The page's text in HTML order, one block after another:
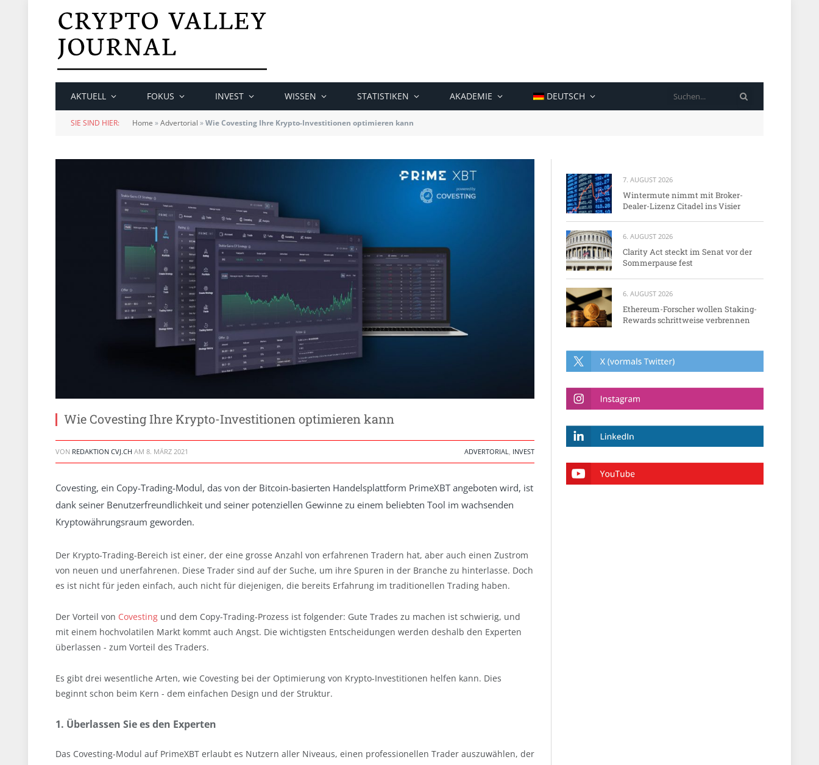
AKTUELL FOKUS INVEST WISSEN STATISTIKEN AKADEMIE DEUTSCH
SIE SIND HIER: Home »Advertorial »Wie Covesting Ihre Krypto-Investitionen optimieren kann
Wie Covesting Ihre Krypto-Investitionen optimieren kann
VON REDAKTION CVJ.CH AM 8. MÄRZ 2021 ADVERTORIAL, INVEST
Covesting, ein Copy-Trading-Modul, das von der Bitcoin-basierten Handelsplattform PrimeXBT angeboten wird, ist
dank seiner Benutzerfreundlichkeit und seiner potenziellen Gewinne zu einem beliebten Tool im wachsenden
Kryptowährungsraum geworden.
Der Krypto-Trading-Bereich ist einer, der eine grosse Anzahl von erfahrenen Tradern hat, aber auch einen Zustrom
von neuen und unerfahrenen. Diese Trader sind auf der Suche, um ihre Spuren in der Branche zu hinterlasse. Doch
es ist nicht für jeden einfach, auch nicht für diejenigen, die bereits Erfahrung im traditionellen Trading haben.
Der Vorteil von Covesting und dem Copy-Trading-Prozess ist folgender: Gute Trades zu machen ist schwierig, und
mit einem hochvolatilen Markt kommt auch Angst. Die wichtigsten Entscheidungen werden deshalb den Experten
überlassen - zum Vorteil des Traders.
Es gibt drei wesentliche Arten, wie Covesting bei der Optimierung von Krypto-Investitionen helfen kann. Dies
beginnt schon beim Kern - dem einfachen Design und der Struktur.
1. Überlassen Sie es den Experten
Das Covesting-Modul auf PrimeXBT erlaubt es Nutzern aller Niveaus, einen professionellen Trader auszuwählen, der
7. AUGUST 2026
Wintermute nimmt mit Broker-
Dealer-Lizenz Citadel ins Visier
6. AUGUST 2026
Clarity Act steckt im Senat vor der
Sommerpause fest
6. AUGUST 2026
Ethereum-Forscher wollen Staking-
Rewards schrittweise verbrennen